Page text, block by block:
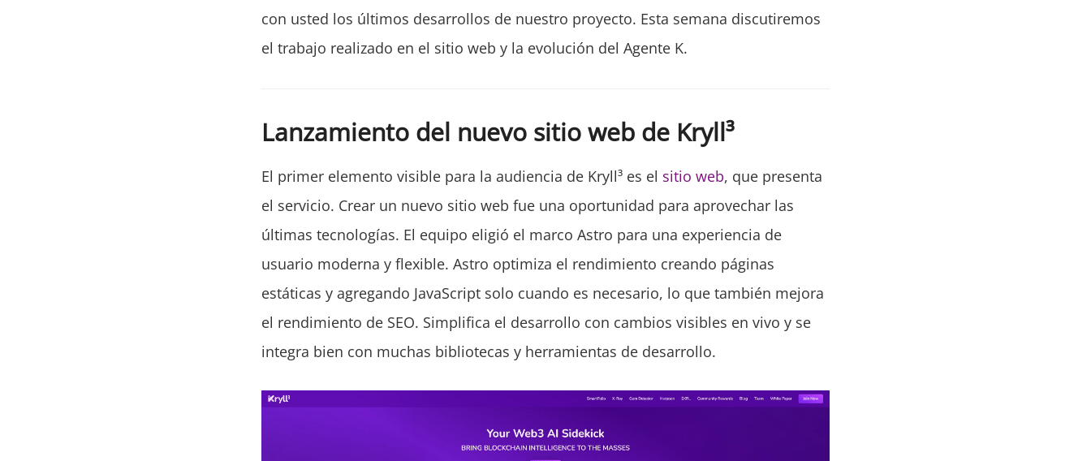
con usted los últimos desarrollos de nuestro proyecto. Esta semana discutiremos
el trabajo realizado en el sitio web y la evolución del Agente K.
Lanzamiento del nuevo sitio web de Kryll³
El primer elemento visible para la audiencia de Kryll³ es el sitio web, que presenta
el servicio. Crear un nuevo sitio web fue una oportunidad para aprovechar las
últimas tecnologías. El equipo eligió el marco Astro para una experiencia de
usuario moderna y flexible. Astro optimiza el rendimiento creando páginas
estáticas y agregando JavaScript solo cuando es necesario, lo que también mejora
el rendimiento de SEO. Simplifica el desarrollo con cambios visibles en vivo y se
integra bien con muchas bibliotecas y herramientas de desarrollo.